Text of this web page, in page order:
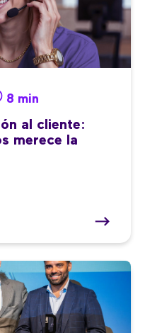
8 min
al cliente:
merece la